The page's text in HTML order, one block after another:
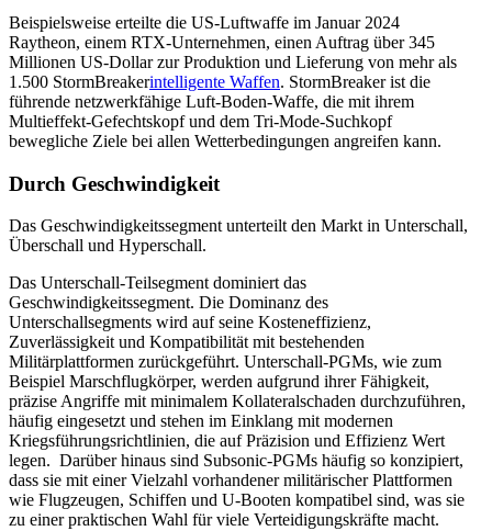
Beispielsweise erteilte die US-Luftwaffe im Januar 2024
Raytheon, einem RTX-Unternehmen, einen Auftrag über 345
Millionen US-Dollar zur Produktion und Lieferung von mehr als
1.500 StormBreakerintelligente Waffen. StormBreaker ist die
führende netzwerkfähige Luft-Boden-Waffe, die mit ihrem
Multieffekt-Gefechtskopf und dem Tri-Mode-Suchkopf
bewegliche Ziele bei allen Wetterbedingungen angreifen kann.
Durch Geschwindigkeit
Das Geschwindigkeitssegment unterteilt den Markt in Unterschall,
Überschall und Hyperschall.
Das Unterschall-Teilsegment dominiert das
Geschwindigkeitssegment. Die Dominanz des
Unterschallsegments wird auf seine Kosteneffizienz,
Zuverlässigkeit und Kompatibilität mit bestehenden
Militärplattformen zurückgeführt. Unterschall-PGMs, wie zum
Beispiel Marschflugkörper, werden aufgrund ihrer Fähigkeit,
präzise Angriffe mit minimalem Kollateralschaden durchzuführen,
häufig eingesetzt und stehen im Einklang mit modernen
Kriegsführungsrichtlinien, die auf Präzision und Effizienz Wert
legen. Darüber hinaus sind Subsonic-PGMs häufig so konzipiert,
dass sie mit einer Vielzahl vorhandener militärischer Plattformen
wie Flugzeugen, Schiffen und U-Booten kompatibel sind, was sie
zu einer praktischen Wahl für viele Verteidigungskräfte macht.